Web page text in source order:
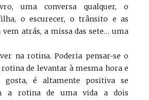
uma conversa qualquer, o
o escurecer, o trânsito e as
vem atrás, a missa das sete… uma
na rotina. Poderia pensar-se o
de levantar à mesma hora e
é altamente positiva se
a rotina de uma vida a dois